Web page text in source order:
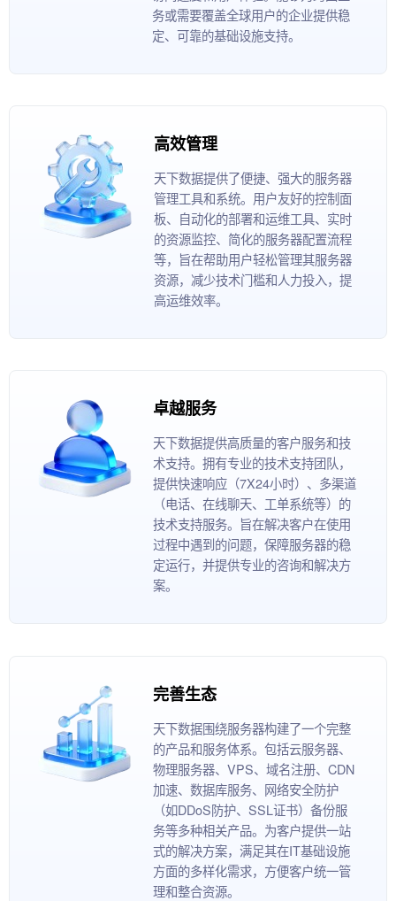
务或需要覆盖全球用户的企业提供稳
定、可靠的基础设施支持。
高效管理
天下数据提供了便捷、强大的服务器
管理工具和系统。用户友好的控制面
板、自动化的部署和运维工具、实时
的资源监控、简化的服务器配置流程
等，旨在帮助用户轻松管理其服务器
资源，减少技术门槛和人力投入，提
高运维效率。
卓越服务
天下数据提供高质量的客户服务和技
术支持。拥有专业的技术支持团队，
提供快速响应（7X24小时）、多渠道
（电话、在线聊天、工单系统等）的
技术支持服务。旨在解决客户在使用
过程中遇到的问题，保障服务器的稳
定运行，并提供专业的咨询和解决方
案。
完善生态
天下数据围绕服务器构建了一个完整
的产品和服务体系。包括云服务器、
物理服务器、VPS、域名注册、CDN
加速、数据库服务、网络安全防护
（如DDoS防护、SSL证书）备份服
务等多种相关产品。为客户提供一站
式的解决方案，满足其在IT基础设施
方面的多样化需求，方便客户统一管
理和整合资源。